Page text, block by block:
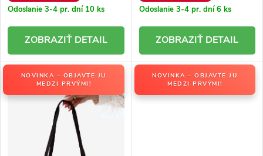
Odoslanie 3-4 pr. dní 10 ks
DETAIL
Odoslanie 3-4 pr. dní6 ks
DETAIL
NOVINKA – OBJAVTE JU
MEDZI PRVÝMI!
NOVINKA – OBJAVTE JU
MEDZI PRVÝMI!